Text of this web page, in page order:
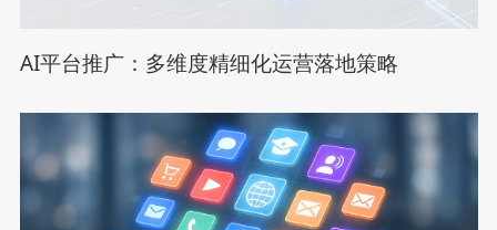
AI平台推广：多维度精细化运营落地策略